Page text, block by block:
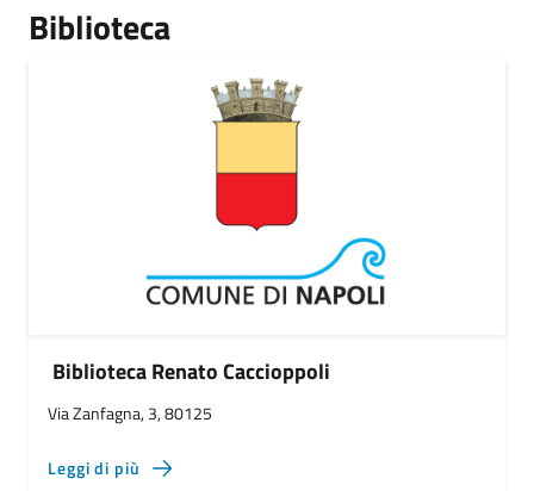
Biblioteca
Biblioteca Renato Caccioppoli
Via Zanfagna, 3, 80125
Leggi di più